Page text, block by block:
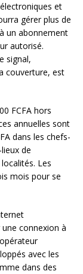
et
gérer plus de
un abonnement
autorisé.
signal,
couverture, est
FCFA hors
annuelles sont
dans les chefs-
de
Les
mois pour se
connexion à
avec les
dans des